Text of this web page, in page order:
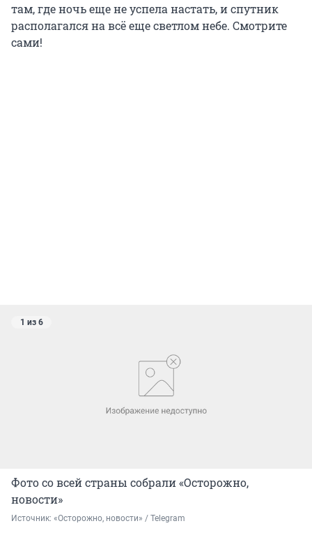
там, где ночь еще не успела настать, и спутник
располагался на всё еще светлом небе. Смотрите
сами!
1 из 6
Фото со всей страны собрали «Осторожно,
новости»
Источник: «Осторожно, новости» / Telegram